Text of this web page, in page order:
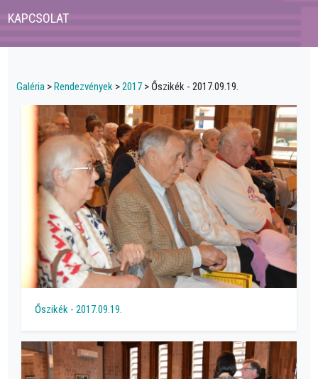
KAPCSOLAT
Galéria >Rendezvények >2017> Őszikék - 2017.09.19.
Őszikék - 2017.09.19.